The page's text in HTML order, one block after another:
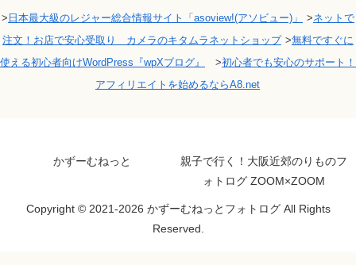
> 日本最大級のレジャー総合情報サイト「asoview!(アソビュー)」 >ネットで
注文！お店で安心受取り カメラのキタムラネットショップ >無料ですぐに
使える初心者向けWordPress『wpXブログ』
>初心者でも安心のサポート！
アフィリエイトを始めるならA8.net
かずーむねっと
親子で行く！大阪近郊のりものフ
ォトログ ZOOM×ZOOM
Copyright © 2021-2026 かずーむねっとフォトログ All Rights
Reserved.